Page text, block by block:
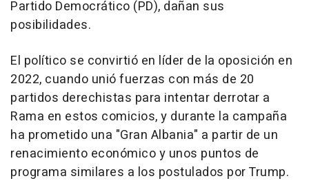
Partido Democrático (PD), dañan sus
posibilidades.
El político se convirtió en líder de la oposición en
2022, cuando unió fuerzas con más de 20
partidos derechistas para intentar derrotar a
Rama en estos comicios, y durante la campaña
ha prometido una "Gran Albania" a partir de un
renacimiento económico y unos puntos de
programa similares a los postulados por Trump.